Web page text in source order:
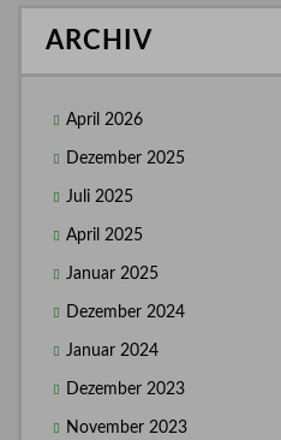
ARCHIV
April 2026
Dezember 2025
Juli 2025
April 2025
Januar 2025
Dezember 2024
Januar 2024
Dezember 2023
November 2023